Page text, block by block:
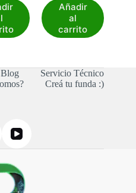
Añadir
al
carrito
Blog
Servicio Técnico
Creá tu funda :)